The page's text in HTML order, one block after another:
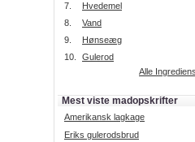
Intelligent søgning
Få foreslået opskrifter.
Prøv vores nye "Foreslå
Læs mere her.
7.
Hvedemel
8.
Vand
9.
Hønseæg
10.
Gulerod
Alle
Mest viste madopskrifter
Amerikansk lagkage
Eriks gulerodsbrud